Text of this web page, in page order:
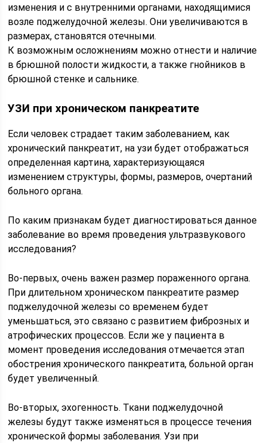
изменения и с внутренними органами, находящимися
возле поджелудочной железы. Они увеличиваются в
размерах, становятся отечными.
К возможным осложнениям можно отнести и наличие
в брюшной полости жидкости, а также гнойников в
брюшной стенке и сальнике.
УЗИ при хроническом панкреатите
Если человек страдает таким заболеванием, как
хронический панкреатит, на узи будет отображаться
определенная картина, характеризующаяся
изменением структуры, формы, размеров, очертаний
больного органа.
По каким признакам будет диагностироваться данное
заболевание во время проведения ультразвукового
исследования?
Во-первых, очень важен размер пораженного органа.
При длительном хроническом панкреатите размер
поджелудочной железы со временем будет
уменьшаться, это связано с развитием фиброзных и
атрофических процессов. Если же у пациента в
момент проведения исследования отмечается этап
обострения хронического панкреатита, больной орган
будет увеличенный.
Во-вторых, эхогенность. Ткани поджелудочной
железы будут также изменяться в процессе течения
хронической формы заболевания. Узи при